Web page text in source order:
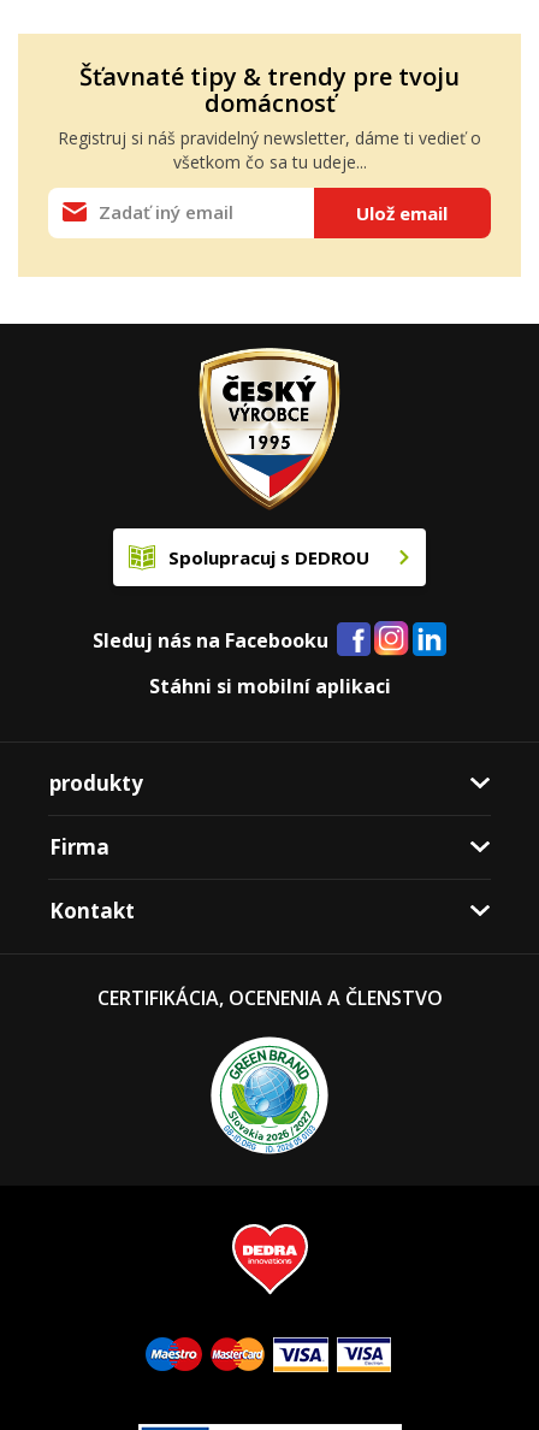
Šťavnaté tipy & trendy pre tvoju
domácnosť
Registruj si náš pravidelný newsletter, dáme ti vedieť o
všetkom čo sa tu udeje...
Ulož email
Spolupracuj s DEDROU
Sleduj nás na Facebooku
Stáhni si mobilní aplikaci
produkty
Firma
Kontakt
CERTIFIKÁCIA, OCENENIA A ČLENSTVO